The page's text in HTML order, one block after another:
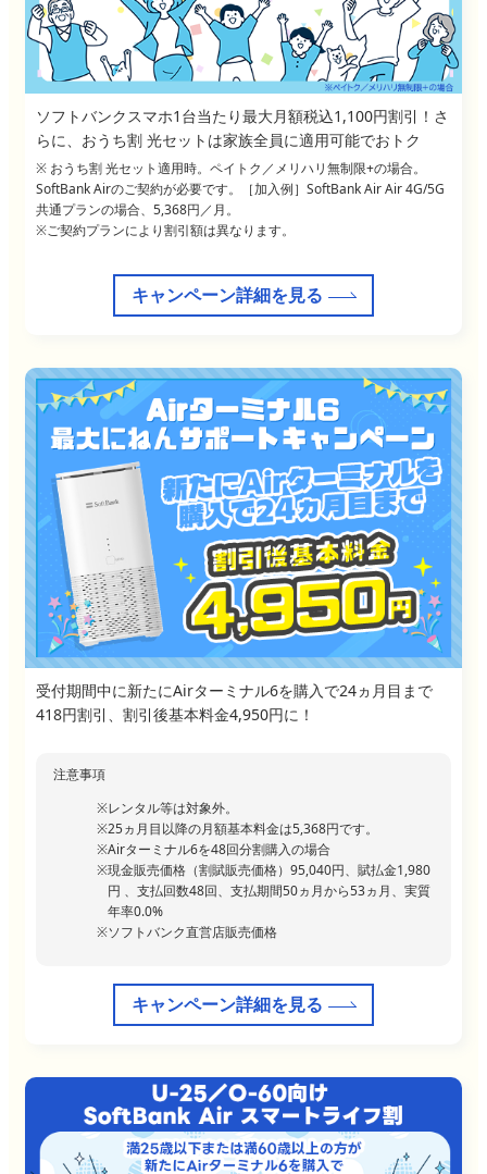
ソフトバンクスマホ1台当たり最大月額税込1,100円割引！さ
らに、おうち割 光セットは家族全員に適用可能でおトク
※ おうち割 光セット適用時。ペイトク／メリハリ無制限+の場合。
SoftBank Airのご契約が必要です。［加入例］SoftBank Air Air 4G/5G
共通プランの場合、5,368円／月。
※ご契約プランにより割引額は異なります。
キャンペーン詳細を見る
受付期間中に新たにAirターミナル6を購入で24ヵ月目まで
418円割引、割引後基本料金4,950円に！
注意事項
レンタル等は対象外。
25ヵ月目以降の月額基本料金は5,368円です。
Airターミナル6を48回分割購入の場合
現金販売価格（割賦販売価格）95,040円、賦払金1,980
円 、支払回数48回、支払期間50ヵ月から53ヵ月、実質
年率0.0%
ソフトバンク直営店販売価格
キャンペーン詳細を見る